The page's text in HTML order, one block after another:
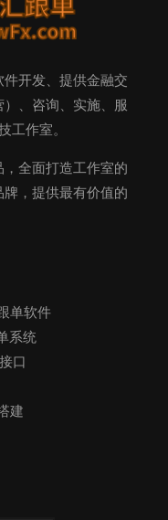
开发、提供金融交
、咨询、实施、服
工作室。
全面打造工作室的
，提供最有价值的
单软件
系统
口
建